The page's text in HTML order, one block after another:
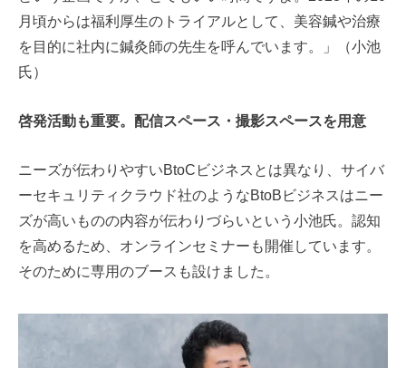
月頃からは福利厚生のトライアルとして、美容鍼や治療
を目的に社内に鍼灸師の先生を呼んでいます。」（小池
氏）
啓発活動も重要。配信スペース・撮影スペースを用意
ニーズが伝わりやすいBtoCビジネスとは異なり、サイバ
ーセキュリティクラウド社のようなBtoBビジネスはニー
ズが高いものの内容が伝わりづらいという小池氏。認知
を高めるため、オンラインセミナーも開催しています。
そのために専用のブースも設けました。